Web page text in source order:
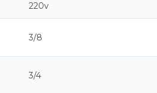
220v
3/8
3/4